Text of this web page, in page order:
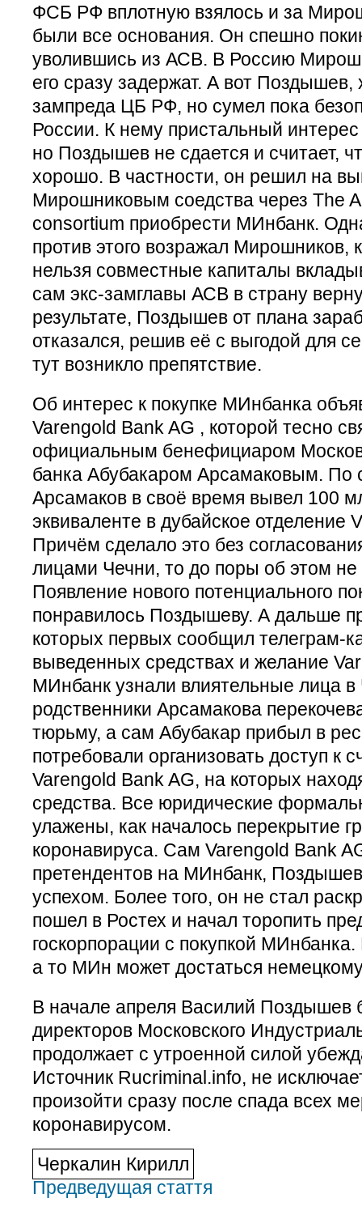
ФСБ РФ вплотную взялось и за
были все основания. Он спешно
уволившись из АСВ. В Россию
его сразу задержат. А вот Поздышев,
зампреда ЦБ РФ, но сумел пока
России. К нему пристальный
но Поздышев не сдается и считает,
хорошо. В частности, он решил на
Мирошниковым соедства через The
consortium приобрести МИнбанк.
против этого возражал Мирошников,
нельзя совместные капиталы
сам экс-замглавы АСВ в страну
результате, Поздышев от плана
отказался, решив её с выгодой для
тут возникло препятствие.
Об интерес к покупке МИнбанка
Varengold Bank AG , которой тесно
официальным бенефициаром
банка Абубакаром Арсамаковым. По
Арсамаков в своё время вывел 100
эквиваленте в дубайское отделение
Причём сделало это без
лицами Чечни, то до поры об этом не
Появление нового потенциального
понравилось Поздышеву. А дальше
которых первых сообщил телеграм-
выведенных средствах и желание
МИнбанк узнали влиятельные лица в
родственники Арсамакова
тюрьму, а сам Абубакар прибыл в
потребовали организовать доступ к
Varengold Bank AG, на которых
средства. Все юридические
улажены, как началось перекрытие
коронавируса. Сам Varengold Bank
претендентов на МИнбанк,
успехом. Более того, он не стал
пошел в Ростех и начал торопить
госкорпорации с покупкой
а то МИн может достаться
В начале апреля Василий Поздышев
директоров Московского
продолжает с утроенной силой
Источник Rucriminal.info, не
произойти сразу после спада всех
коронавирусом.
Черкалин Кирилл
Предведущая стаття